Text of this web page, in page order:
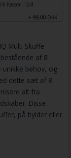
Kasser - Grå
+ 99,00 DKK
Multi Skuffe
af 8
unikke behov, og
dette sæt af 8
alt fra
Disse
på hylder eller